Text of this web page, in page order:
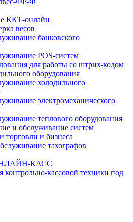
ККТ-онлайн
весов
банковского
POS-систем
для работы со штрих-кодом
оборудования
холодильного
электромеханического
теплового оборудования
и обслуживание систем
торговли и бизнеса
тахографов
КАСС
контрольно-кассовой техники под